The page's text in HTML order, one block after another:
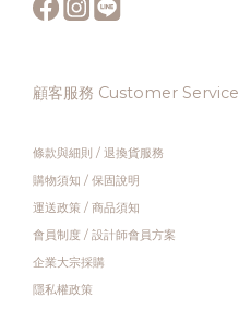
顧客服務 Customer Service
條款與細則 / 退換貨服務
購物須知 / 保固說明
運送政策 / 商品須知
會員制度 / 設計師會員方案
企業大宗採購
隱私權政策